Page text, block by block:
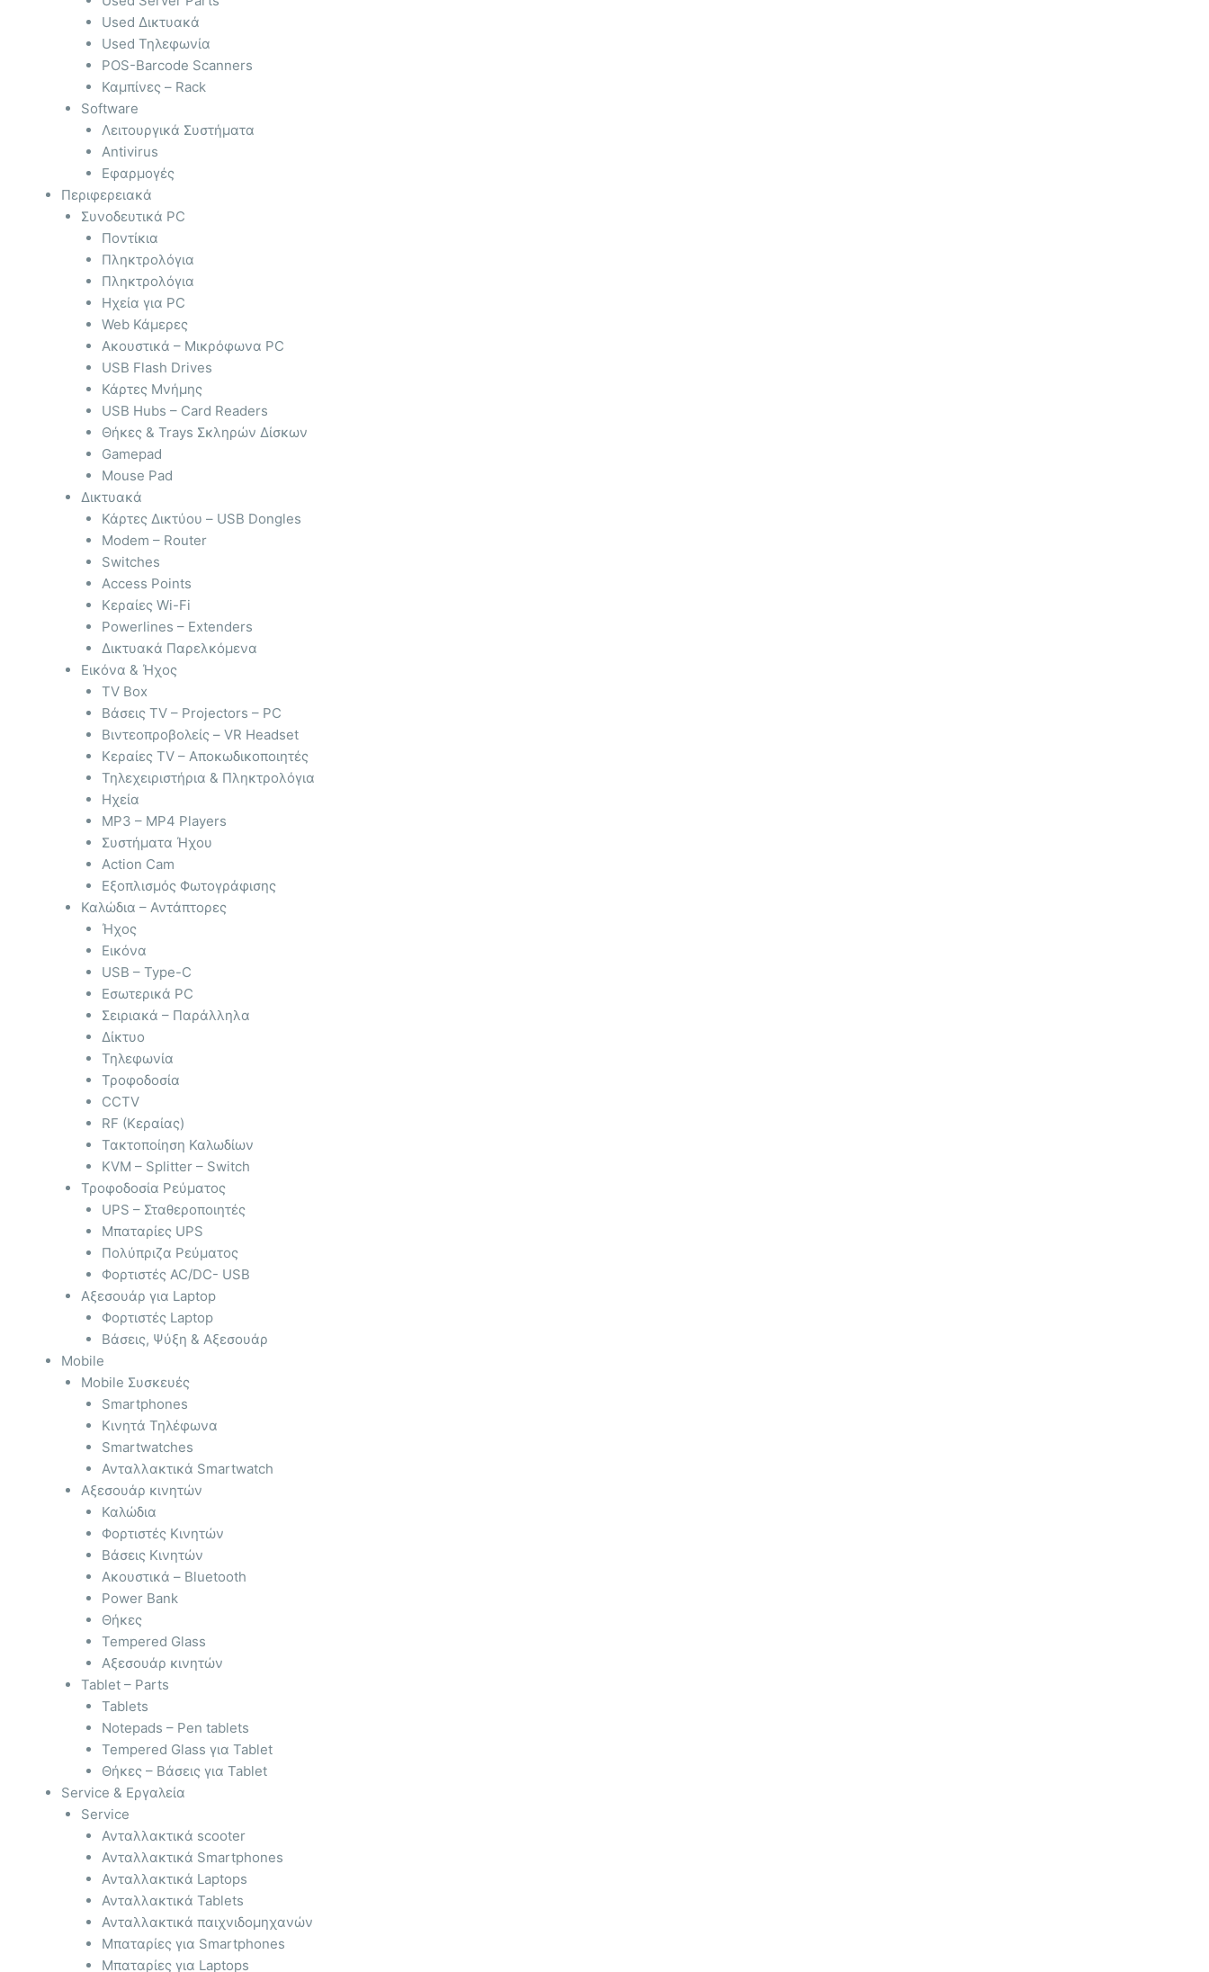
Used Δικτυακά
Used Τηλεφωνία
POS-Barcode Scanners
Καμπίνες – Rack
Software
Λειτουργικά Συστήματα
Antivirus
Εφαρμογές
Περιφερειακά
Συνοδευτικά PC
Ποντίκια
Πληκτρολόγια
Πληκτρολόγια
Ηχεία για PC
Web Κάμερες
Ακουστικά – Μικρόφωνα PC
USB Flash Drives
Κάρτες Μνήμης
USB Hubs – Card Readers
Θήκες & Trays Σκληρών Δίσκων
Gamepad
Mouse Pad
Δικτυακά
Κάρτες Δικτύου – USB Dongles
Modem – Router
Switches
Access Points
Κεραίες Wi-Fi
Powerlines – Extenders
Δικτυακά Παρελκόμενα
Εικόνα & Ήχος
TV Box
Βάσεις TV – Projectors – PC
Βιντεοπροβολείς – VR Headset
Κεραίες TV – Αποκωδικοποιητές
Τηλεχειριστήρια & Πληκτρολόγια
Ηχεία
MP3 – MP4 Players
Συστήματα Ήχου
Action Cam
Εξοπλισμός Φωτογράφισης
Καλώδια – Αντάπτορες
Ήχος
Εικόνα
USB – Type-C
Εσωτερικά PC
Σειριακά – Παράλληλα
Δίκτυο
Τηλεφωνία
Τροφοδοσία
CCTV
RF (Κεραίας)
Τακτοποίηση Καλωδίων
KVM – Splitter – Switch
Τροφοδοσία Ρεύματος
UPS – Σταθεροποιητές
Μπαταρίες UPS
Πολύπριζα Ρεύματος
Φορτιστές AC/DC- USB
Αξεσουάρ για Laptop
Φορτιστές Laptop
Βάσεις, Ψύξη & Αξεσουάρ
Mobile
Mobile Συσκευές
Smartphones
Κινητά Τηλέφωνα
Smartwatches
Ανταλλακτικά Smartwatch
Αξεσουάρ κινητών
Καλώδια
Φορτιστές Κινητών
Βάσεις Κινητών
Ακουστικά – Bluetooth
Power Bank
Θήκες
Tempered Glass
Αξεσουάρ κινητών
Tablet – Parts
Tablets
Notepads – Pen tablets
Tempered Glass για Tablet
Θήκες – Βάσεις για Tablet
Service & Εργαλεία
Service
Ανταλλακτικά scooter
Ανταλλακτικά Smartphones
Ανταλλακτικά Laptops
Ανταλλακτικά Tablets
Ανταλλακτικά παιχνιδομηχανών
Μπαταρίες για Smartphones
Μπαταρίες για Laptops